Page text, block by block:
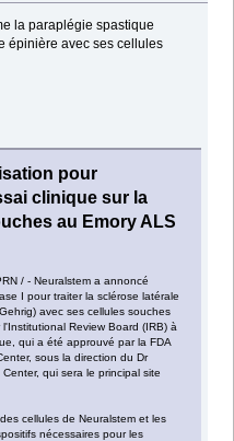
la paraplégie spastique
épinière avec ses cellules
pour
clinique sur la
au Emory ALS
/ - Neuralstem a annoncé
I pour traiter la sclérose latérale
avec ses cellules souches
Review Board (IRB) à
qui a été approuvé par la FDA
sous la direction du Dr
qui sera le principal site
cellules de Neuralstem et les
nécessaires pour les